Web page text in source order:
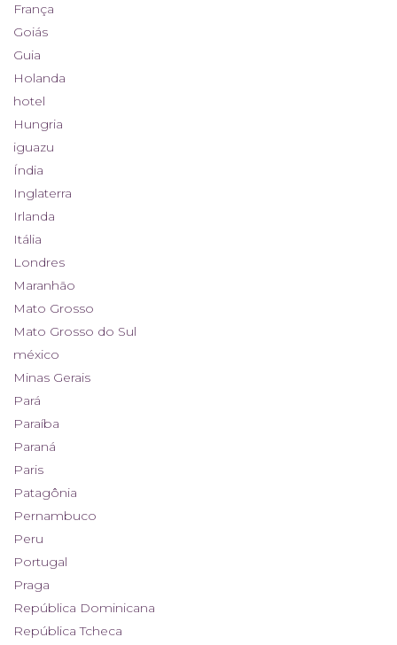
França
Goiás
Guia
Holanda
hotel
Hungria
iguazu
Índia
Inglaterra
Irlanda
Itália
Londres
Maranhão
Mato Grosso
Mato Grosso do Sul
méxico
Minas Gerais
Pará
Paraíba
Paraná
Paris
Patagônia
Pernambuco
Peru
Portugal
Praga
República Dominicana
República Tcheca